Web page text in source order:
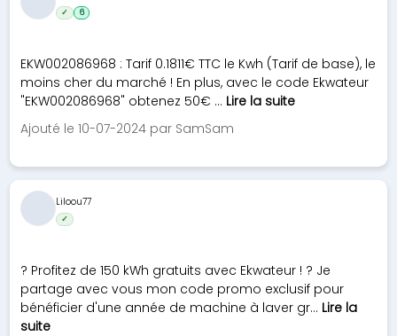
EKW002086968 : Tarif 0.1811€ TTC le Kwh (Tarif de base), le
moins cher du marché ! En plus, avec le code Ekwateur
"EKW002086968" obtenez 50€ ... Lire la suite
Ajouté le 10-07-2024 par SamSam
✓ 6
? Profitez de 150 kWh gratuits avec Ekwateur ! ? Je
partage avec vous mon code promo exclusif pour
bénéficier d'une année de machine à laver gr... Lire la
suite
Liloou77
✓